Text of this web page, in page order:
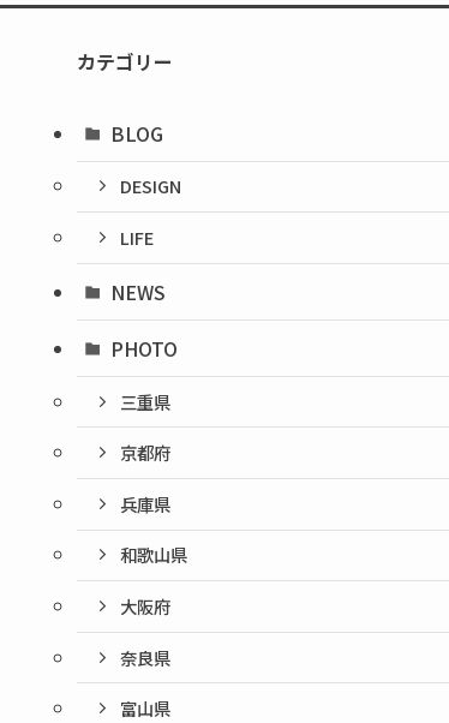
カテゴリー
BLOG
DESIGN
LIFE
NEWS
PHOTO
三重県
京都府
兵庫県
和歌山県
大阪府
奈良県
富山県